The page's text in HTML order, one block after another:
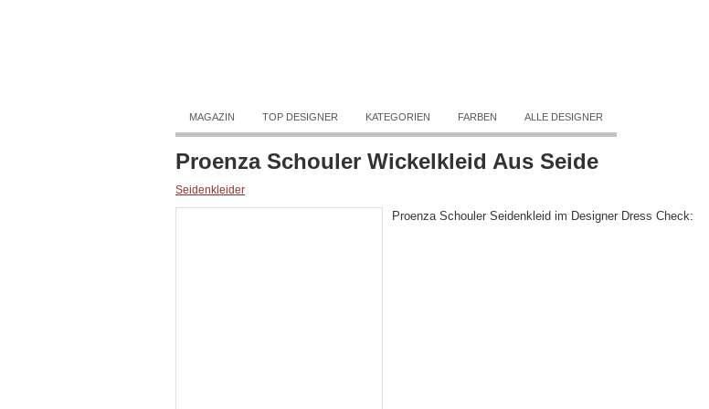
MAGAZIN TOP DESIGNER KATEGORIEN FARBEN ALLE DESIGNER
Proenza Schouler Wickelkleid Aus Seide
Seidenkleider
Proenza Schouler Seidenkleid im Designer Dress Check: